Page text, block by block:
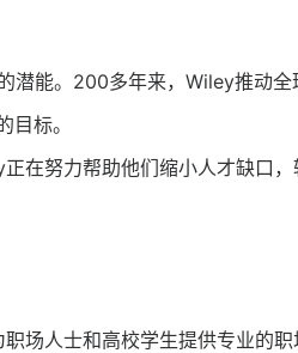
能。200多年来，Wiley推动
标。
在努力帮助他们缩小人才缺口
场人士和高校学生提供专业的